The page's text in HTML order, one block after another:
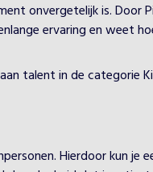
onvergetelijk is. Door
ervaring en weet
talent in de categorie
Hierdoor kun je